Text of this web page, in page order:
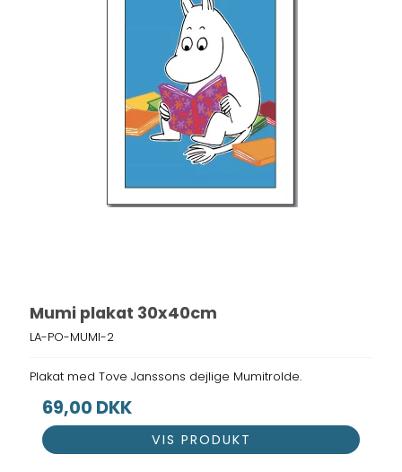
Mumi plakat 30x40cm
LA-PO-MUMI-2
Plakat med Tove Janssons dejlige Mumitrolde.
69,00 DKK
VIS PRODUKT